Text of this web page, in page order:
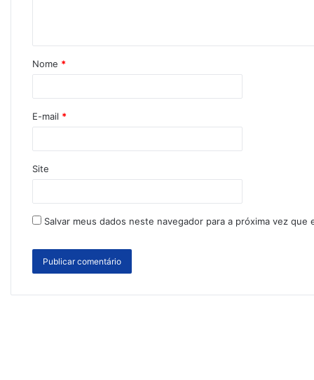
Nome *
E-mail *
Site
Salvar meus dados neste navegador para a próxima vez que